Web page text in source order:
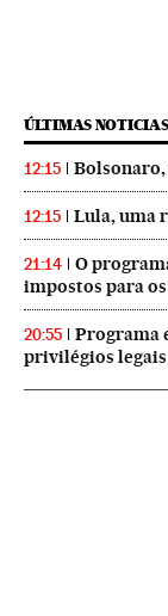
ÚLTIMAS NOTICIAS
12:15
12:15 Lula, uma
21:14
O
impostos para
20:55
Programa
privilégios